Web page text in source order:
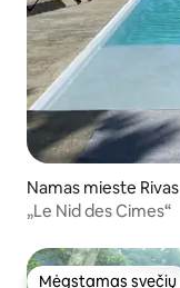
Namas mieste Rivas
„Le Nid des Cimes“
Mėgstamas svečių